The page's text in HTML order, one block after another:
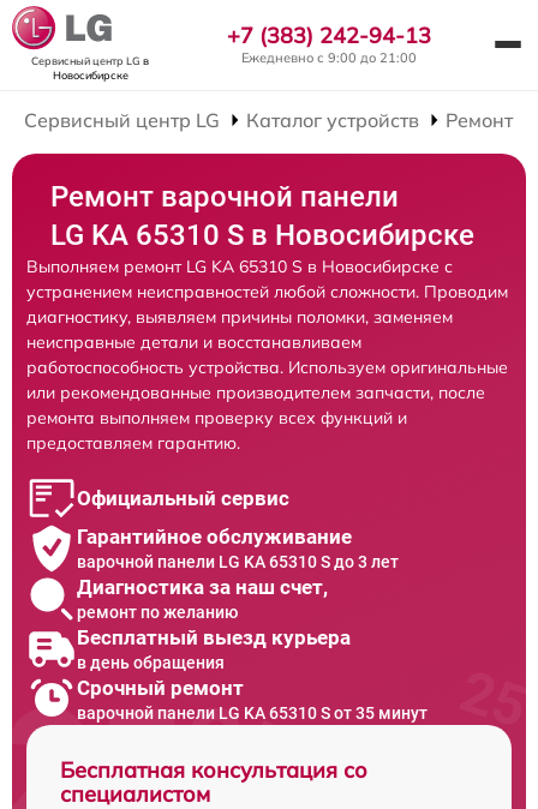
Сервисный центр LG в
Новосибирске
+7 (383) 242-94-13
Ежедневно с 9:00 до 21:00
Сервисный центр LG Каталог устройств Ремонт
Ремонт варочной панели
LG KA 65310 S в Новосибирске
Выполняем ремонт LG KA 65310 S в Новосибирске с
устранением неисправностей любой сложности. Проводим
диагностику, выявляем причины поломки, заменяем
неисправные детали и восстанавливаем
работоспособность устройства. Используем оригинальные
или рекомендованные производителем запчасти, после
ремонта выполняем проверку всех функций и
предоставляем гарантию.
Официальный сервис
Гарантийное обслуживание
варочной панели LG KA 65310 S до 3 лет
Диагностика за наш счет,
ремонт по желанию
Бесплатный выезд курьера
в день обращения
Срочный ремонт
варочной панели LG KA 65310 S от 35 минут
Бесплатная консультация со
специалистом